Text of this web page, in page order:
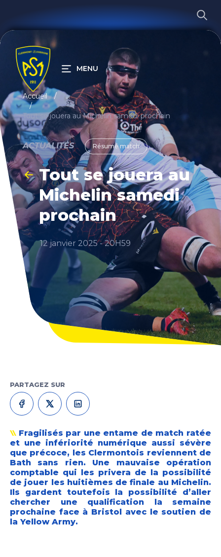
RECHERCHER
MENU
Accueil ...
Tout se jouera au Michelin samedi prochain
ACTUALITÉS Résumé match
Tout se jouera au
Michelin samedi
prochain
12 janvier 2025 - 20H59
PARTAGEZ SUR
Fragilisés par une entame de match ratée
et une infériorité numérique aussi sévère
que précoce, les Clermontois reviennent de
Bath sans rien. Une mauvaise opération
comptable qui les privera de la possibilité
de jouer les huitièmes de finale au Michelin.
Ils gardent toutefois la possibilité d’aller
chercher une qualification la semaine
prochaine face à Bristol avec le soutien de
la Yellow Army.